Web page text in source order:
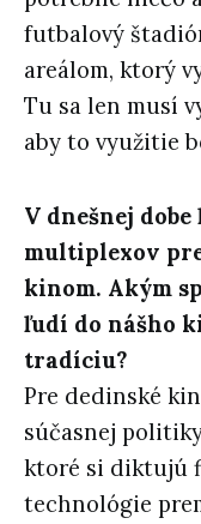
futbalový
areálom, ktorý
Tu sa len musí
aby to využitie
V dnešnej
multiplexov
kinom. Akým
ľudí do nášho
tradíciu?
Pre dedinské
súčasnej
ktoré si diktujú
technológie